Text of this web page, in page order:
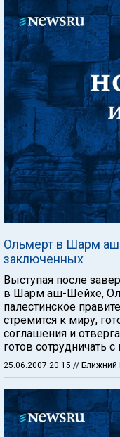
Ольмерт в Шарм
заключенных
Выступая после
в Шарм аш-Шейхе,
палестинское
стремится к миру,
соглашения и
готов сотрудничать с
25.06.2007 20:15 // Ближний